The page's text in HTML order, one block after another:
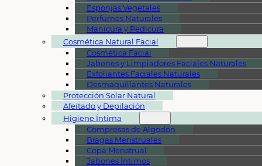
Esponjas Vegetales
Perfumes Naturales
Manicura y Pedicura
Cosmética Natural Facial
Cosmética Facial
Jabones y Limpiadores Faciales Naturales
Exfoliantes Faciales Naturales
Desmaquillantes Naturales
Protección Solar Natural
Afeitado y Depilación
Higiene Íntima
Compresas de Algodón
Bragas Menstruales
Copa Menstrual
Jabones Íntimos